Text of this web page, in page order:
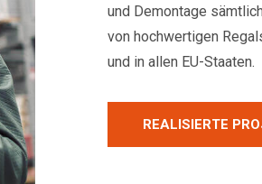
und Demontage
von hochwertigen
und in allen EU-Staaten.
REALISIERTE